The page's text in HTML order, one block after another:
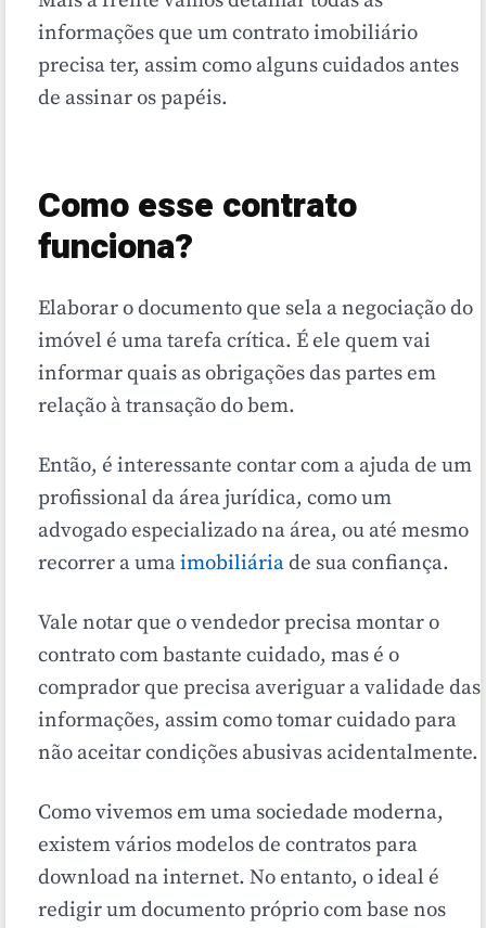
informações que um contrato imobiliário
precisa ter, assim como alguns cuidados antes
de assinar os papéis.
Como esse contrato
funciona?
Elaborar o documento que sela a negociação do
imóvel é uma tarefa crítica. É ele quem vai
informar quais as obrigações das partes em
relação à transação do bem.
Então, é interessante contar com a ajuda de um
profissional da área jurídica, como um
advogado especializado na área, ou até mesmo
recorrer a umaimobiliária de sua confiança.
Vale notar que o vendedor precisa montar o
contrato com bastante cuidado, mas é o
comprador que precisa averiguar a validade das
informações, assim como tomar cuidado para
não aceitar condições abusivas acidentalmente.
Como vivemos em uma sociedade moderna,
existem vários modelos de contratos para
download na internet. No entanto, o ideal é
redigir um documento próprio com base nos